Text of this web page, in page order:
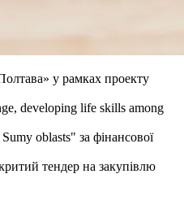
у рамках проекту
developing life skills among
oblasts" за фінансової
тендер на закупівлю